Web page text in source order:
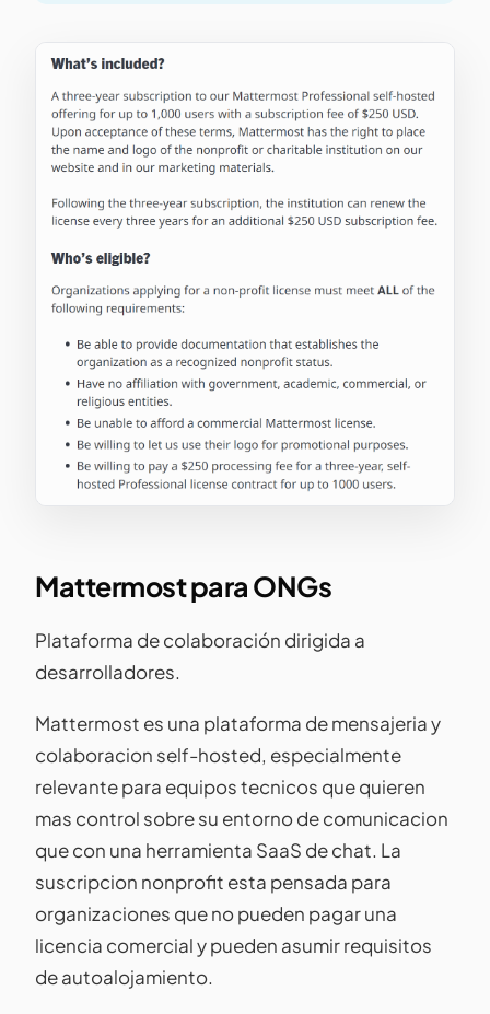
Mattermost para ONGs
Plataforma de colaboración dirigida a
desarrolladores.
Mattermost es una plataforma de mensajeria y
colaboracion self-hosted, especialmente
relevante para equipos tecnicos que quieren
mas control sobre su entorno de comunicacion
que con una herramienta SaaS de chat. La
suscripcion nonprofit esta pensada para
organizaciones que no pueden pagar una
licencia comercial y pueden asumir requisitos
de autoalojamiento.